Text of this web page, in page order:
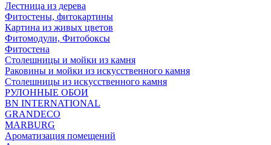
Лестница из дерева
Фитостены, фитокартины
Картина из живых цветов
Фитомодули, Фитобоксы
Фитостена
Столешницы и мойки из камня
Раковины и мойки из искусственного камня
Столешницы из искусственного камня
РУЛОННЫЕ ОБОИ
BN INTERNATIONAL
GRANDECO
MARBURG
Ароматизация помещений